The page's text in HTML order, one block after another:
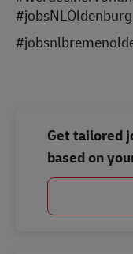
#jobsNLOldenburg
Get tailored
based on